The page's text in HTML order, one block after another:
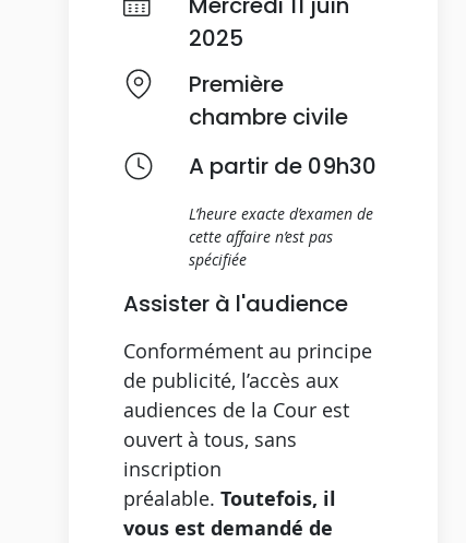
2025
Première
chambre civile
A partir de 09h30
L’heure exacte d’examen de
cette affaire n’est pas
spécifiée
Assister à l'audience
Conformément au principe
de publicité, l’accès aux
audiences de la Cour est
ouvert à tous, sans
inscription
préalable. Toutefois, il
vous est demandé de